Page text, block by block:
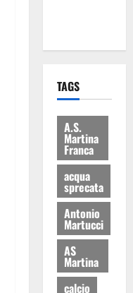
TAGS
A.S.
Martina
Franca
acqua
sprecata
Antonio
Martucci
AS
Martina
calcio